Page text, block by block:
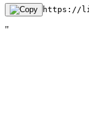
https://
"